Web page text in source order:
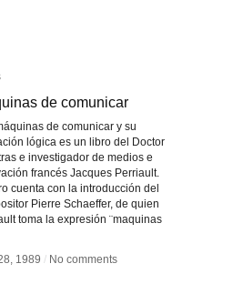
de comunicar
de comunicar y su
lógica es un libro del Doctor
e investigador de medios e
francés Jacques Perriault.
cuenta con la introducción del
Pierre Schaeffer, de quien
toma la expresión ¨maquinas
1989 / No comments
de comunicar
1989 / No comments